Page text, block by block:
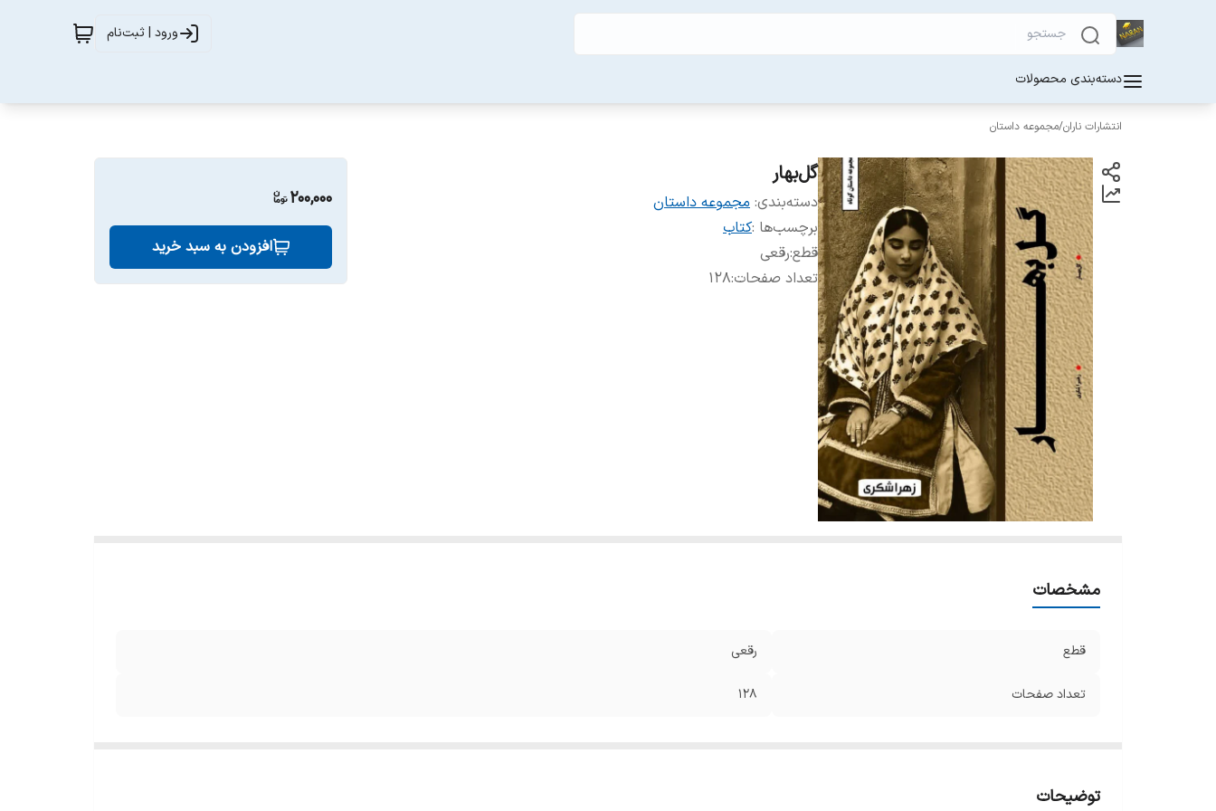
ورود | ثبت‌نام
دسته‌بندی محصولات
انتشارات ناران/مجموعه داستان
گل‌بهار
دسته‌بندی: مجموعه داستان
برچسب‌ها :کتاب
قطع:رقعی
تعداد صفحات:۱۲۸
200,000
افزودن به سبد خرید
مشخصات
قطع رقعی
تعداد صفحات ۱۲۸
توضیحات